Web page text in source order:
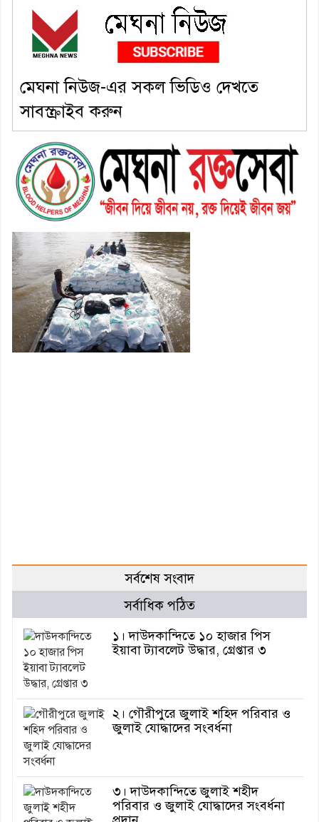
মেঘনা নিউজ-এর সকল ভিডিও দেখতে
সাবস্ক্রাইব করুন
সর্বশেষ সংবাদ
সর্বাধিক পঠিত
১। দাউদকান্দিতে ১০ হাজার পিস
ইয়াবা ট্যাবলেট উদ্ধার, গ্রেপ্তার ৩
২। গৌরীপুরে জুলাই শহিদ পরিবার ও
জুলাই যোদ্ধাদের সংবর্ধনা
৩। দাউদকান্দিতে জুলাই শহীদ
পরিবার ও জুলাই যোদ্ধাদের সংবর্ধনা